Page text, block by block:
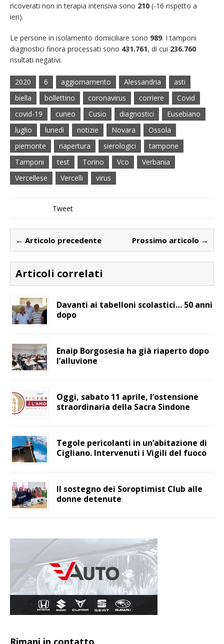
ricoverati non in terapia intensiva sono 210 (-16 rispetto a
ieri).
Le persone in isolamento domiciliare sono 989. I tamponi
diagnostici finora processati sono 431.761, di cui 236.760
risultati negativi.
2020 6 aggiornamento Alessandria
asti
biella
bollettino coronavirus corriere
Covid
covid-19
cuneo Cusio diagnostici
Eusebiano
luglio
lunedì notizie Novara
Ossola
piemonte
riapertura sierologici
tampone
Tamponi
test Torino Vco
Verbania
Vercellese
Vercelli virus
Tweet
← Articolo precedente Prossimo articolo →
Articoli correlati
Davanti ai tabelloni scolastici… 50 anni
dopo
Enaip Borgosesia ha già riaperto dopo
l’alluvione
Oggi, sabato 11 aprile, l’ostensione
straordinaria della Sacra Sindone
Tegole pericolanti in un’abitazione di
Cigliano. Intervenuti i Vigili del fuoco
Il sostegno dei Soroptimist Club alle
donne detenute